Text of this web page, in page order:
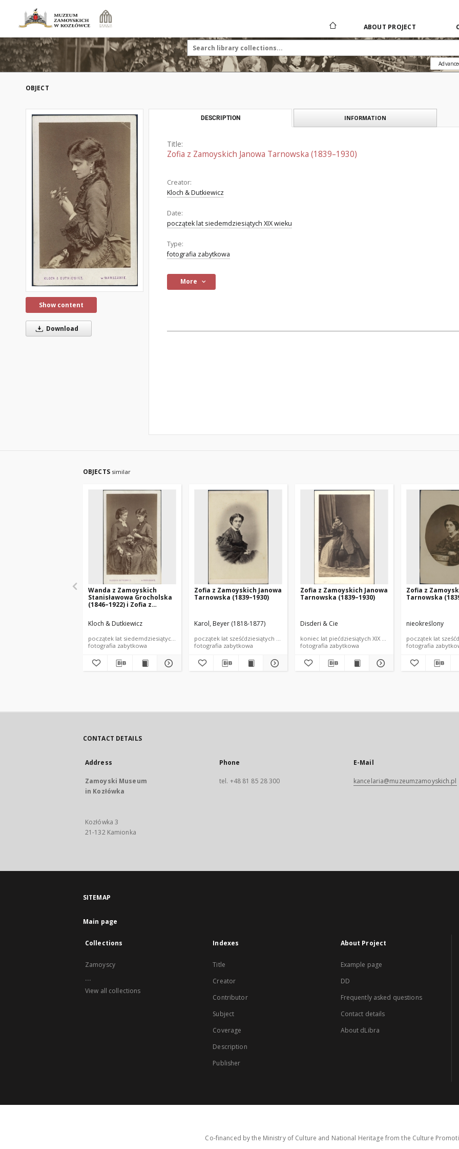
ABOUT PROJECT
OBJECT
Show content
Download
DESCRIPTION INFORMATION
Title:
Zofia z Zamoyskich Janowa Tarnowska (1839–1930)
Creator:
Kloch & Dutkiewicz
Date:
początek lat siedemdziesiątych XIX wieku
Type:
fotografia zabytkowa
More
OBJECTS similar
Wanda z Zamoyskich
Stanisławowa Grocholska
(1846–1922) i Zofia z
Tarnowska (1839–1930)
Kloch & Dutkiewicz
początek lat siedemdziesiątych XIX wieku
fotografia zabytkowa
Zofia z Zamoyskich Janowa
Tarnowska (1839–1930)
Karol, Beyer (1818-1877)
początek lat sześćdziesiątych XIX wieku
fotografia zabytkowa
Zofia z Zamoyskich Janowa
Tarnowska (1839–1930)
Disderi & Cie
koniec lat piećdziesiątych XIX wieku
fotografia zabytkowa
Zofia z
Tarnowska
nieokreślony
początek lat
fotografia
CONTACT DETAILS
Address
Zamoyski Museum
in Kozłówka
Kozłówka 3
21-132 Kamionka
Phone
tel. +48 81 85 28 300
E-Mail
kancelaria@muzeumzamoyskich.pl
SITEMAP
Main page
Collections
Zamoyscy
...
View all collections
Indexes
Title
Creator
Contributor
Subject
Coverage
Description
Publisher
About Project
Example page
DD
Frequently asked questions
Contact details
About dLibra
Co-financed by the Ministry of Culture and National Heritage from the Culture